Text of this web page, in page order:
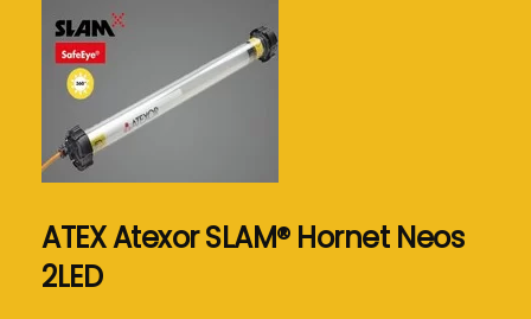
ATEX Atexor SLAM® Hornet Neos
2LED